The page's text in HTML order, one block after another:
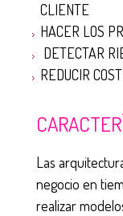
CLIENTE
HACER LOS
DETECTAR
REDUCIR
Las
negocio en
realizar